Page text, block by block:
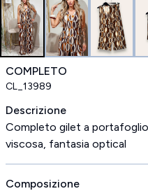
COMPLETO
CL_13989
Descrizione
Completo gilet a
viscosa, fantasia optical
Composizione